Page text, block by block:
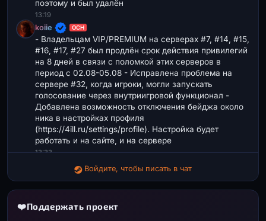
поэтому и был удалён
13:19
koiie ОСН
- Владельцам VIP/PREMIUM на серверах #7, #14, #15,
#16, #17, #27 был продлён срок действия привилегий
на 8 дней в связи с поломкой этих серверов в
период с 02.08-05.08 - Исправлена проблема на
сервере #32, когда игроки, могли запускать
голосование через внутриигровой функционал -
Добавлена возможность отключения бейджа около
ника в настройках профиля
(https://4ill.ru/settings/profile). Настройка будет
работать и на сайте, и на сервере
13:33
Войдите, чтобы писать в чат
❤️Поддержать проект